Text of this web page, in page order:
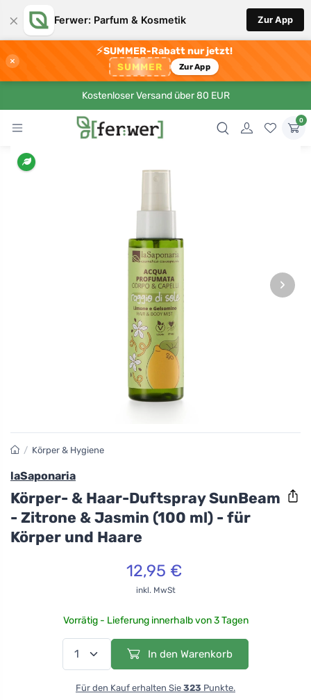
× Ferwer: Parfum & Kosmetik Zur App
×
⚡SUMMER-Rabatt nur jetzt!
SUMMER Zur App
Kostenloser Versand über 80 EUR
0
›
/ Körper & Hygiene
laSaponaria
Körper- & Haar-Duftspray SunBeam
- Zitrone & Jasmin (100 ml) - für
Körper und Haare
12,95 €
inkl. MwSt
Vorrätig - Lieferung innerhalb von 3 Tagen
In den Warenkorb
Für den Kauf erhalten Sie 323 Punkte.